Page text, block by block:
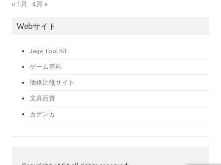
« 1月 4月 »
Webサイト
Jaga Tool Kit
ゲーム専科
価格比較サイト
文具百貨
カデンカ